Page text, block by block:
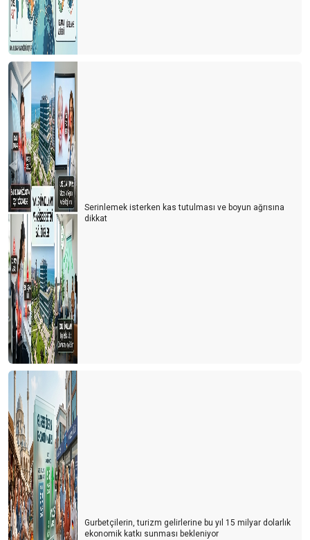
Serinlemek isterken kas tutulması ve boyun ağrısına
dikkat
Gurbetçilerin, turizm gelirlerine bu yıl 15 milyar dolarlık
ekonomik katkı sunması bekleniyor